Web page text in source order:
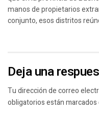
manos de propietarios
conjunto, esos distritos
Deja una
Tu dirección de correo
obligatorios están marcados